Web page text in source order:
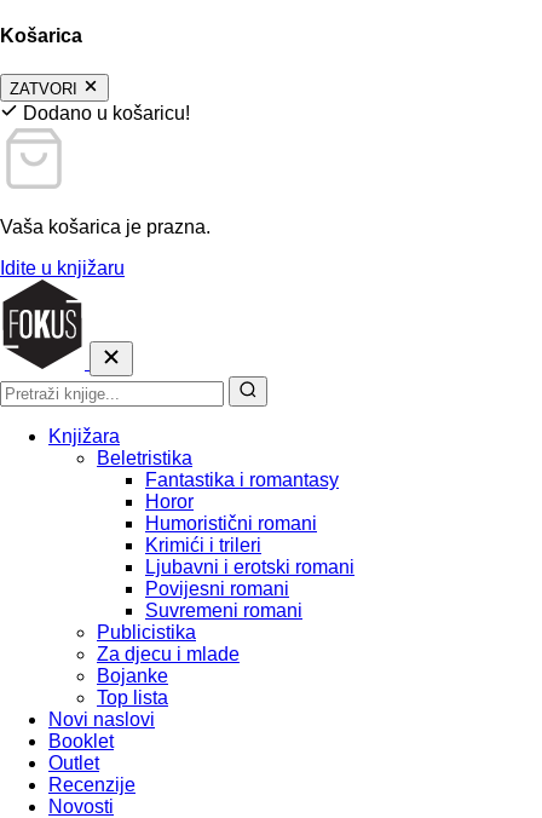
Košarica
ZATVORI
Dodano u košaricu!
Vaša košarica je prazna.
Idite u knjižaru
Knjižara
Beletristika
Fantastika i romantasy
Horor
Humoristični romani
Krimići i trileri
Ljubavni i erotski romani
Povijesni romani
Suvremeni romani
Publicistika
Za djecu i mlade
Bojanke
Top lista
Novi naslovi
Booklet
Outlet
Recenzije
Novosti